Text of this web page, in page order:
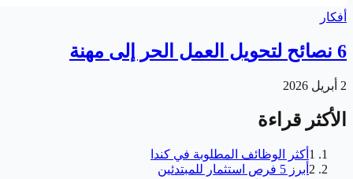
أفكار
6 نصائح لتحويل العمل الحر إلى مهنة
2 أبريل 2026
الأكثر قراءة
1 أكثر الوظائف المطلوبة في كندا
2 أبرز 5 فرص استثمار للمبتدئين